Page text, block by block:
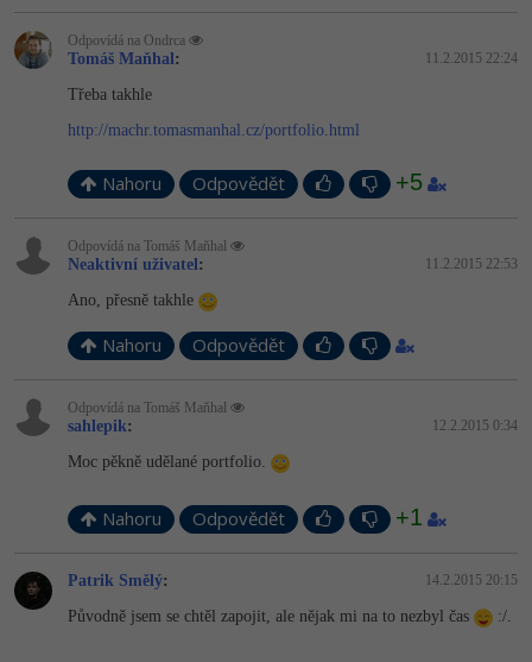
Odpovídá na Ondrca
Tomáš Maňhal: 11.2.2015 22:24
Třeba takhle
http://machr.tomasmanhal.cz/portfolio.html
Nahoru Odpovědět +5
Odpovídá na Tomáš Maňhal
Neaktivní uživatel: 11.2.2015 22:53
Ano, přesně takhle
Nahoru Odpovědět
Odpovídá na Tomáš Maňhal
sahlepik: 12.2.2015 0:34
Moc pěkně udělané portfolio.
Nahoru Odpovědět +1
Patrik Smělý: 14.2.2015 20:15
Původně jsem se chtěl zapojit, ale nějak mi na to nezbyl čas :/.